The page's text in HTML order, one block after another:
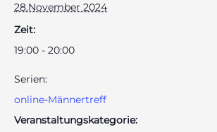
28.November 2024
Zeit:
19:00 - 20:00
Serien:
online-Männertreff
Veranstaltungskategorie: